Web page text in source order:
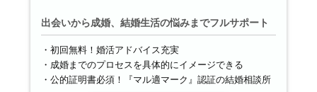
出会いから成婚、結婚生活の悩みまでフルサポート
初回無料！婚活アドバイス充実
成婚までのプロセスを具体的にイメージできる
公的証明書必須！『マル適マーク』認証の結婚相談所